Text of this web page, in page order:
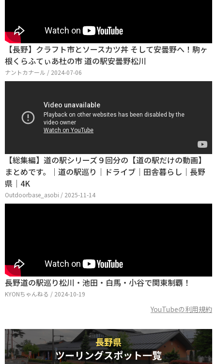
【長野】クラフト市とソースカツ丼 そして安曇野へ！駒ヶ
根くらふてぃあ杜の市 道の駅安曇野松川
ナントカナール / 2024-07-06
【総集編】道の駅シリーズ９回分の【道の駅だけの動画】
まとめです。｜道の駅巡り｜ドライブ｜田舎暮らし｜長野
県｜4K
Outdoorbase_asobi / 2025-11-14
長野道の駅巡り松川・池田・白馬・小谷で関東制覇！
KYONちゃんねる / 2024-10-19
YouTubeの利用規約
長野県
ツーリングスポット一覧